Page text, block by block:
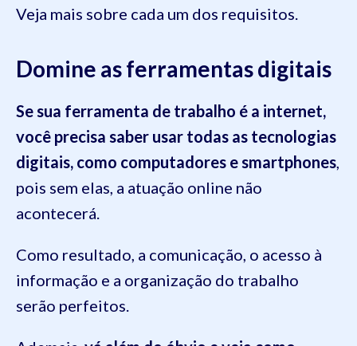
Veja mais sobre cada um dos requisitos.
Domine as ferramentas digitais
Se sua ferramenta de trabalho é a internet,
você precisa saber usar todas as tecnologias
digitais, como computadores e smartphones,
pois sem elas, a atuação online não
acontecerá.
Como resultado, a comunicação, o acesso à
informação e a organização do trabalho
serão perfeitos.